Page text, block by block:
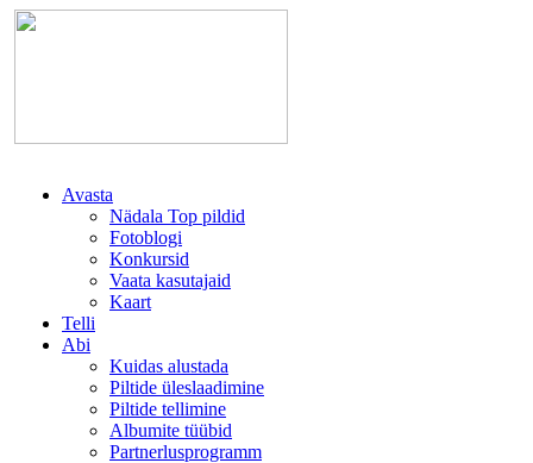
Avasta
Nädala Top pildid
Fotoblogi
Konkursid
Vaata kasutajaid
Kaart
Telli
Abi
Kuidas alustada
Piltide üleslaadimine
Piltide tellimine
Albumite tüübid
Partnerlusprogramm